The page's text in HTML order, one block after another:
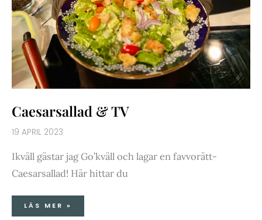
Caesarsallad & TV
19 APRIL 2023
Ikväll gästar jag Go’kväll och lagar en favvorätt-
Caesarsallad! Här hittar du
LÄS MER »